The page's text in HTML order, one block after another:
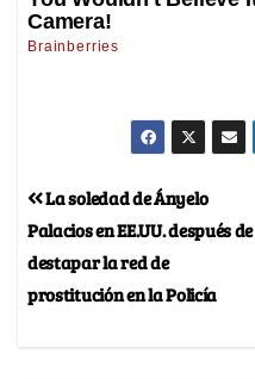
La soledad de Ányelo
Palacios en EE.UU. después de
destapar la red de
prostitución en la Policía